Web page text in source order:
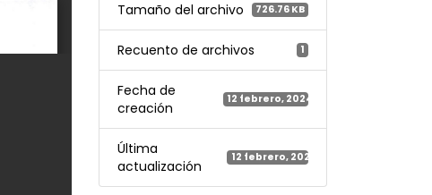
Tamaño del archivo 726.76 KB
Recuento de archivos 1
Fecha de
creación
12 febrero, 2024
Última
actualización
12 febrero, 2024